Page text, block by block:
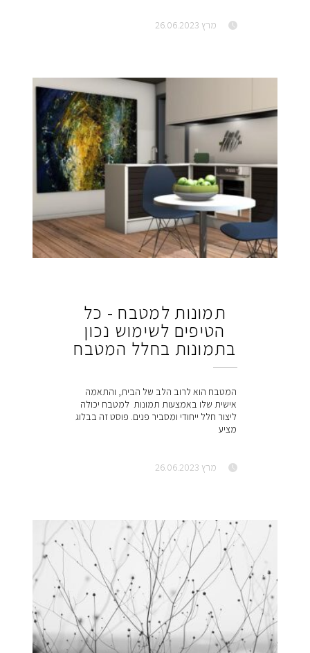
מרץ 26.06.2023
תמונות למטבח - כל
הטיפים לשימוש נכון
בתמונות בחלל המטבח
המטבח הוא לרוב הלב של הבית, והתאמה
אישית שלו באמצעות תמונות למטבח יכולה
ליצור חלל ייחודי ומסביר פנים. פוסט זה בבלוג
מציע
מרץ 26.06.2023